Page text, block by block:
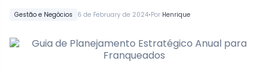
Gestão e Negócios 6 de February de 2024•Por Henrique